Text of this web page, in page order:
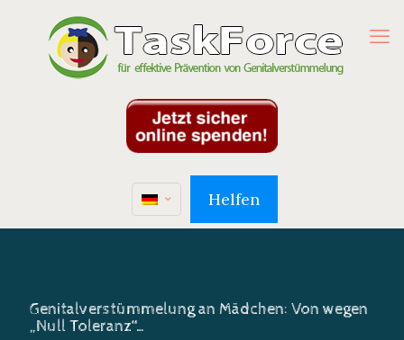
Helfen
Genitalverstümmelung an Mädchen: Von wegen
„Null Toleranz“…